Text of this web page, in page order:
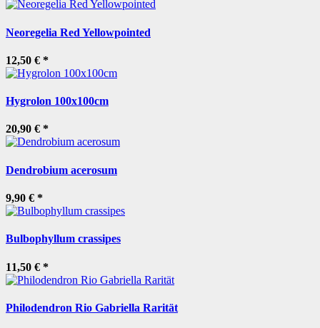
Neoregelia Red Yellowpointed
12,50 € *
Hygrolon 100x100cm
20,90 € *
Dendrobium acerosum
9,90 € *
Bulbophyllum crassipes
11,50 € *
Philodendron Rio Gabriella Rarität